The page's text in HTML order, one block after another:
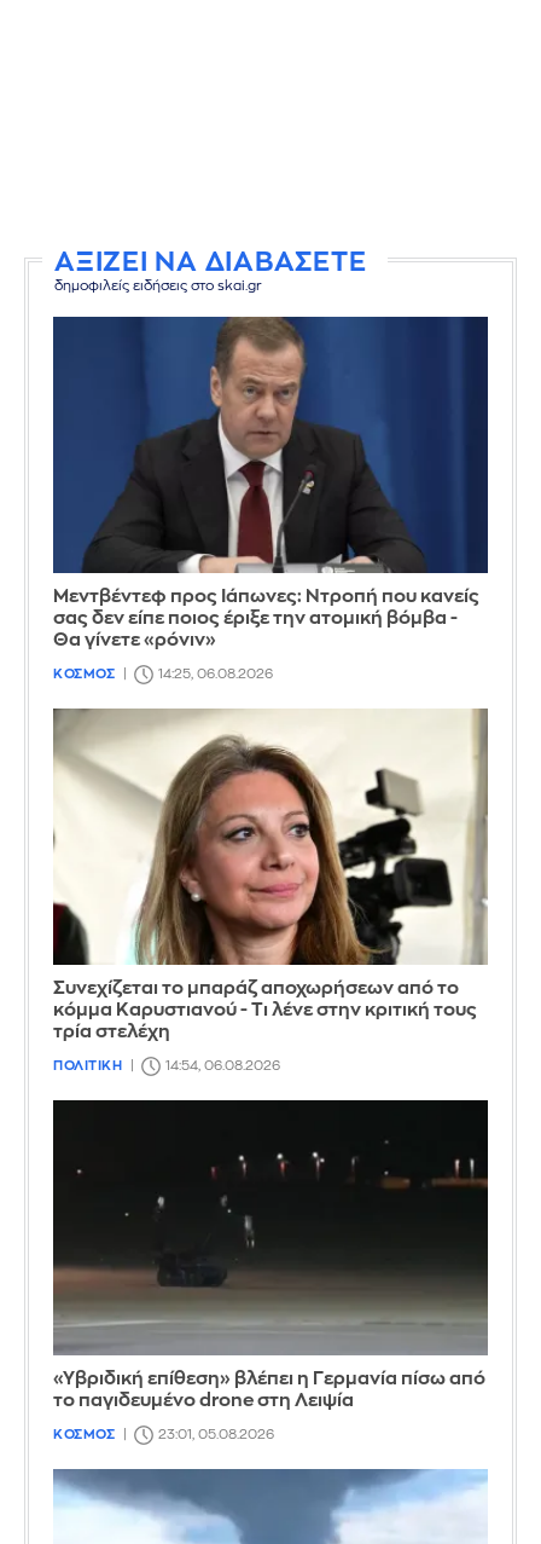
ΑΞΙΖΕΙ ΝΑ ΔΙΑΒΑΣΕΤΕ
δημοφιλείς ειδήσεις στο skai.gr
Μεντβέντεφ προς Ιάπωνες: Ντροπή που κανείς
σας δεν είπε ποιος έριξε την ατομική βόμβα -
Θα γίνετε «ρόνιν»
ΚΟΣΜΟΣ 14:25, 06.08.2026
Συνεχίζεται το μπαράζ αποχωρήσεων από το
κόμμα Καρυστιανού - Τι λένε στην κριτική τους
τρία στελέχη
ΠΟΛΙΤΙΚΗ 14:54, 06.08.2026
«Υβριδική επίθεση» βλέπει η Γερμανία πίσω από
το παγιδευμένο drone στη Λειψία
ΚΟΣΜΟΣ 23:01, 05.08.2026